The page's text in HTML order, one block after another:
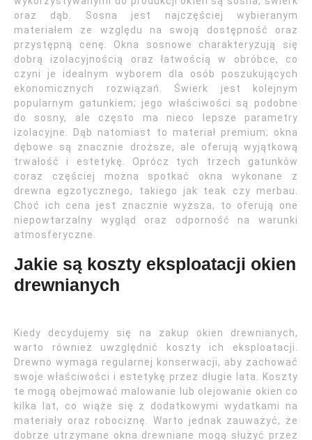
oraz dąb. Sosna jest najczęściej wybieranym
materiałem ze względu na swoją dostępność oraz
przystępną cenę. Okna sosnowe charakteryzują się
dobrą izolacyjnością oraz łatwością w obróbce, co
czyni je idealnym wyborem dla osób poszukujących
ekonomicznych rozwiązań. Świerk jest kolejnym
popularnym gatunkiem; jego właściwości są podobne
do sosny, ale często ma nieco lepsze parametry
izolacyjne. Dąb natomiast to materiał premium; okna
dębowe są znacznie droższe, ale oferują wyjątkową
trwałość i estetykę. Oprócz tych trzech gatunków
coraz częściej można spotkać okna wykonane z
drewna egzotycznego, takiego jak teak czy merbau.
Choć ich cena jest znacznie wyższa, to oferują one
niepowtarzalny wygląd oraz odporność na warunki
atmosferyczne.
Jakie są koszty eksploatacji okien
drewnianych
Kiedy decydujemy się na zakup okien drewnianych,
warto również uwzględnić koszty ich eksploatacji.
Drewno wymaga regularnej konserwacji, aby zachować
swoje właściwości i estetykę przez długie lata. Koszty
te mogą obejmować malowanie lub olejowanie okien co
kilka lat, co wiąże się z dodatkowymi wydatkami na
materiały oraz robociznę. Warto jednak zauważyć, że
dobrze utrzymane okna drewniane mogą służyć przez